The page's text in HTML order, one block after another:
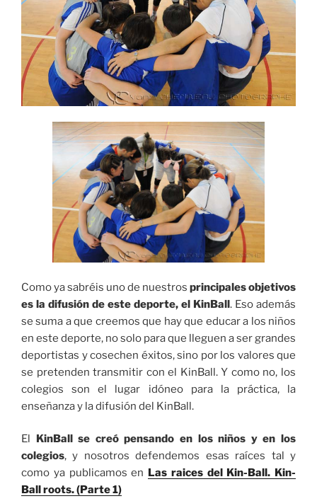
Como ya sabréis uno de nuestros principales objetivos
es la difusión de este deporte, el KinBall. Eso además
se suma a que creemos que hay que educar a los niños
en este deporte, no solo para que lleguen a ser grandes
deportistas y cosechen éxitos, sino por los valores que
se pretenden transmitir con el KinBall. Y como no, los
colegios son el lugar idóneo para la práctica, la
enseñanza y la difusión del KinBall.
El KinBall se creó pensando en los niños y en los
colegios, y nosotros defendemos esas raíces tal y
como ya publicamos en Las raices del Kin-Ball. Kin-
Ball roots. (Parte 1)